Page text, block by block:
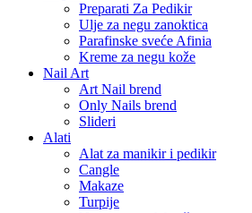
Preparati Za Pedikir
Ulje za negu zanoktica
Parafinske sveće Afinia
Kreme za negu kože
Nail Art
Art Nail brend
Only Nails brend
Slideri
Alati
Alat za manikir i pedikir
Cangle
Makaze
Turpije